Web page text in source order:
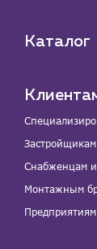
Каталог
Застройщикам
Снабженцам
Монтажным